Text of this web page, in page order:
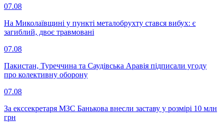
07.08
На Миколаївщині у пункті металобрухту стався вибух: є
загиблий, двоє травмовані
07.08
Пакистан, Туреччина та Саудівська Аравія підписали угоду
про колективну оборону
07.08
За екссекретаря МЗС Банькова внесли заставу у розмірі 10 млн
грн